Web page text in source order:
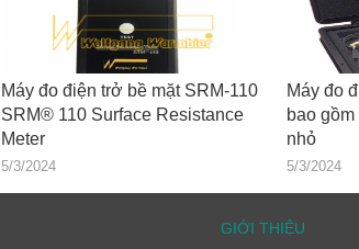
Máy đo điện trở bề mặt SRM-110
SRM® 110 Surface Resistance
Meter
5/3/2024
Máy đo
bao
nhỏ
5/3/2024
GIỚI THIỆU